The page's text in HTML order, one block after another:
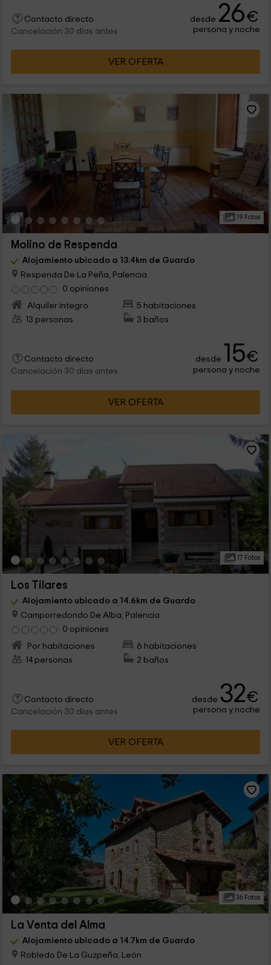
Contacto directo
Cancelación 30 días antes
desde 26€
persona y noche
VER OFERTA
19 Fotos
Molino de Respenda
Alojamiento ubicado a 13.4km de Guardo
Respenda De La Peña, Palencia
0 opiniones
Alquiler íntegro
5 habitaciones
13 personas
3 baños
Contacto directo
Cancelación 30 días antes
desde 15€
persona y noche
VER OFERTA
17 Fotos
Los Tilares
Alojamiento ubicado a 14.6km de Guardo
Camporredondo De Alba, Palencia
0 opiniones
Por habitaciones
6 habitaciones
14 personas
2 baños
Contacto directo
Cancelación 30 días antes
desde 32€
persona y noche
VER OFERTA
36 Fotos
La Venta del Alma
Alojamiento ubicado a 14.7km de Guardo
Robledo De La Guzpeña, León